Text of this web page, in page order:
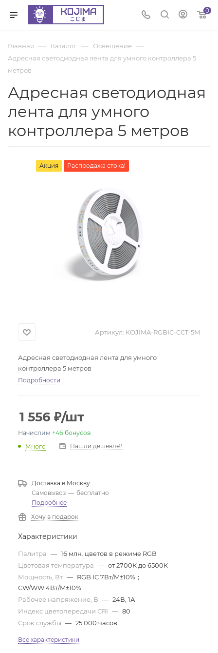
0
Главная — Каталог — Освещение —
Адресная светодиодная лента для умного контроллера 5
метров
Адресная светодиодная
лента для умного
контроллера 5 метров
Акция Распродажа стока!
Артикул: KOJIMA-RGBIC-CCT-5M
Адресная светодиодная лента для умного
контроллера 5 метров
Подробности
1 556 ₽/шт
Начислим +46 бонусов
Много
Нашли дешевле?
Доставка в Москву
Самовывоз — бесплатно
Подробнее
Хочу в подарок
Характеристики
Палитра — 16 млн. цветов в режиме RGB
Цветовая температура — от 2700К до 6500К
Мощность, Вт — RGB IC 7Вт/M±10%；
CW/WW:4Вт/M±10%
Рабочее напряжение, В — 24В, 1А
Индекс цветопередачи CRI — 80
Срок службы — 25 000 часов
Все характеристики